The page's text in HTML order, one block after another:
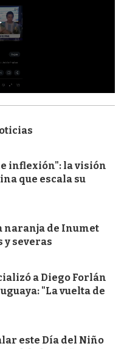
inflexión": la visión
que escala su
naranja de Inumet
y severas
a Diego Forlán
"La vuelta de
este Día del Niño